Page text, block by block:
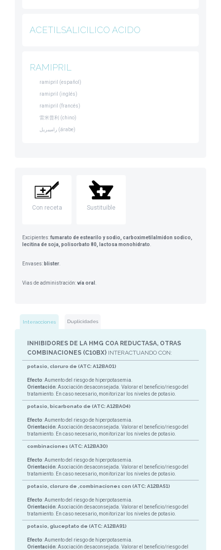
ACETILSALICILICO ACIDO
RAMIPRIL
ramipril (español)
ramipril (inglés)
ramipril (francés)
雷米普利 (chino)
راميبريل (árabe)
Con receta Sustituible
Excipientes:fumarato de estearilo y sodio, carboximetilalmidon sodico,
lecitina de soja, polisorbato 80, lactosa monohidrato
Envases: blister
Vias de administración:vía oral
Interacciones Duplicidades
INHIBIDORES DE LA HMG COA REDUCTASA, OTRAS
COMBINACIONES (C10BX) INTERACTUANDO CON:
potasio, cloruro de (ATC: A12BA01)
Efecto: Aumento del riesgo de hiperpotasemia.
Orientación: Asociación desaconsejada. Valorar el beneficio/riesgo del
tratamiento. En caso necesario, monitorizar los niveles de potasio.
potasio, bicarbonato de (ATC: A12BA04)
Efecto: Aumento del riesgo de hiperpotasemia.
Orientación: Asociación desaconsejada. Valorar el beneficio/riesgo del
tratamiento. En caso necesario, monitorizar los niveles de potasio.
combinaciones (ATC: A12BA30)
Efecto: Aumento del riesgo de hiperpotasemia.
Orientación: Asociación desaconsejada. Valorar el beneficio/riesgo del
tratamiento. En caso necesario, monitorizar los niveles de potasio.
potasio, cloruro de ,combinaciones con (ATC: A12BA51)
Efecto: Aumento del riesgo de hiperpotasemia.
Orientación: Asociación desaconsejada. Valorar el beneficio/riesgo del
tratamiento. En caso necesario, monitorizar los niveles de potasio.
potasio, gluceptato de (ATC: A12BA91)
Efecto: Aumento del riesgo de hiperpotasemia.
Orientación: Asociación desaconsejada. Valorar el beneficio/riesgo del